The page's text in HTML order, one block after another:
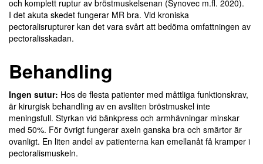
och komplett ruptur av bröstmuskelsenan (Synovec m.fl. 2020).
I det akuta skedet fungerar MR bra. Vid kroniska
pectoralisrupturer kan det vara svårt att bedöma omfattningen av
pectoralisskadan.
Behandling
Ingen sutur: Hos de flesta patienter med måttliga funktionskrav,
är kirurgisk behandling av en avsliten bröstmuskel inte
meningsfull. Styrkan vid bänkpress och armhävningar minskar
med 50%. För övrigt fungerar axeln ganska bra och smärtor är
ovanligt. En liten andel av patienterna kan emellanåt få kramper i
pectoralismuskeln.